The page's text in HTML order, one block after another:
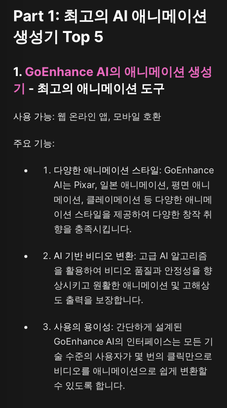
Part 1: 최고의 AI 애니메이션
생성기 Top 5
1. GoEnhance AI의 애니메이션 생성
기 - 최고의 애니메이션 도구
사용 가능: 웹 온라인 앱, 모바일 호환
주요 기능:
다양한 애니메이션 스타일: GoEnhance
AI는 Pixar, 일본 애니메이션, 평면 애니
메이션, 클레이메이션 등 다양한 애니메
이션 스타일을 제공하여 다양한 창작 취
향을 충족시킵니다.
AI 기반 비디오 변환: 고급 AI 알고리즘
을 활용하여 비디오 품질과 안정성을 향
상시키고 원활한 애니메이션 및 고해상
도 출력을 보장합니다.
사용의 용이성: 간단하게 설계된
GoEnhance AI의 인터페이스는 모든 기
술 수준의 사용자가 몇 번의 클릭만으로
비디오를 애니메이션으로 쉽게 변환할
수 있도록 합니다.